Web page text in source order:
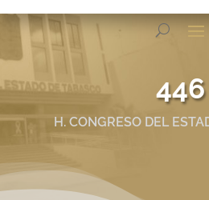
446
H. CONGRESO DEL